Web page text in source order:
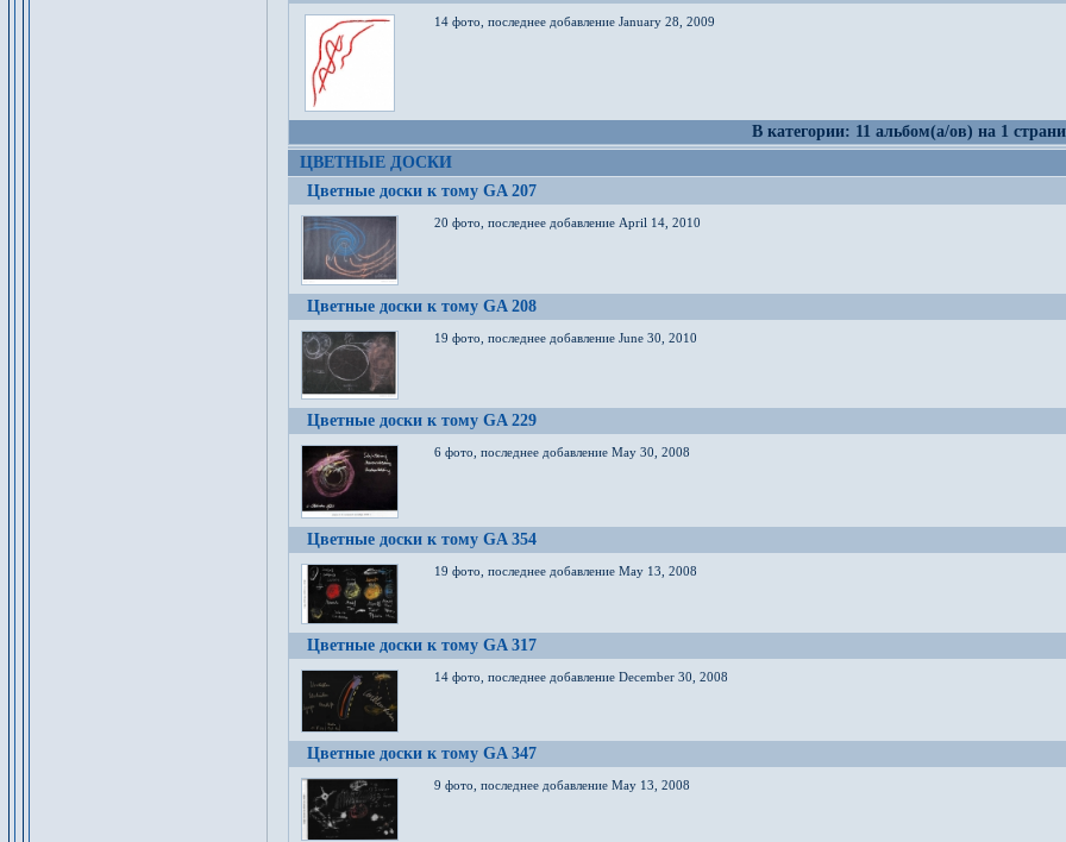
14 фото, последнее добавление January 28, 2009
В категории: 11 альбом(а/ов) на 1
ЦВЕТНЫЕ ДОСКИ
Цветные доски к тому GA 207
20 фото, последнее добавление April 14, 2010
Цветные доски к тому GA 208
19 фото, последнее добавление June 30, 2010
Цветные доски к тому GA 229
6 фото, последнее добавление May 30, 2008
Цветные доски к тому GA 354
19 фото, последнее добавление May 13, 2008
Цветные доски к тому GA 317
14 фото, последнее добавление December 30, 2008
Цветные доски к тому GA 347
9 фото, последнее добавление May 13, 2008